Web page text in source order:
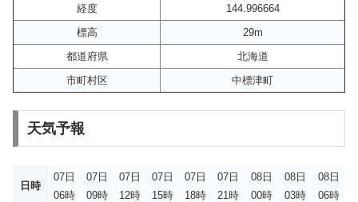
経度
144.996664
標高
29m
都道府県
北海道
市町村区
中標津町
天気予報
日時
07日
06時
07日
09時
07日
12時
07日
15時
07日
18時
07日
21時
08日
00時
08日
03時
08日
06時